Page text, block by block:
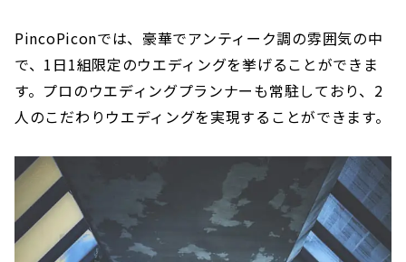
PincoPiconでは、豪華でアンティーク調の雰囲気の中
で、1日1組限定のウエディングを挙げることができま
す。プロのウエディングプランナーも常駐しており、2
人のこだわりウエディングを実現することができます。